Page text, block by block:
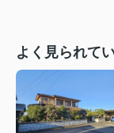
よく見られて